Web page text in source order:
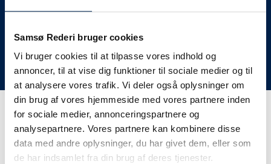
Samsø Rederi bruger cookies
Vi bruger cookies til at tilpasse vores indhold og
annoncer, til at vise dig funktioner til sociale medier og til
at analysere vores trafik. Vi deler også oplysninger om
din brug af vores hjemmeside med vores partnere inden
for sociale medier, annonceringspartnere og
analysepartnere. Vores partnere kan kombinere disse
data med andre oplysninger, du har givet dem, eller som
de har indsamlet fra din brug af deres tjenester.
her på siden og ikke ringe eller skrive til os, da vi ikke
har mere at fortælle end I kan læse her.
Vi takker for jeres forståelse.
Få trafikinformation på
sms